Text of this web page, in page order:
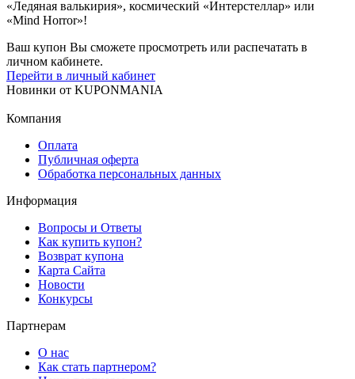
«Ледяная валькирия», космический «Интерстеллар» или
«Mind Horror»!
Ваш купон Вы сможете просмотреть или распечатать в
личном кабинете.
Перейти в личный кабинет
Новинки от KUPONMANIA
Компания
Оплата
Публичная оферта
Обработка персональных данных
Информация
Вопросы и Ответы
Как купить купон?
Возврат купона
Карта Сайта
Новости
Конкурсы
Партнерам
О нас
Как стать партнером?